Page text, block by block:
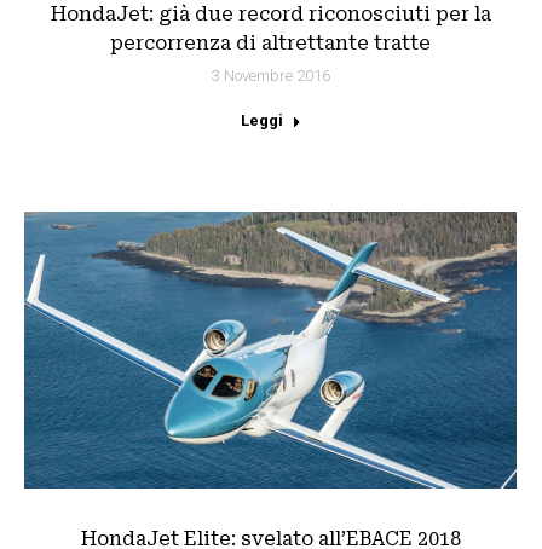
HondaJet: già due record riconosciuti per la
percorrenza di altrettante tratte
3 Novembre 2016
Leggi
HondaJet Elite: svelato all’EBACE 2018